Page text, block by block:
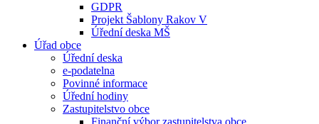
GDPR
Projekt Šablony Rakov V
Úřední deska MŠ
Úřad obce
Úřední deska
e-podatelna
Povinné informace
Úřední hodiny
Zastupitelstvo obce
Finanční výbor zastupitelstva obce